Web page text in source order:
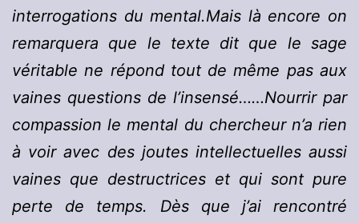
interrogations du mental.Mais là encore on
remarquera que le texte dit que le sage
véritable ne répond tout de même pas aux
vaines questions de l’insensé……Nourrir par
compassion le mental du chercheur n’a rien
à voir avec des joutes intellectuelles aussi
vaines que destructrices et qui sont pure
perte de temps. Dès que j’ai rencontré